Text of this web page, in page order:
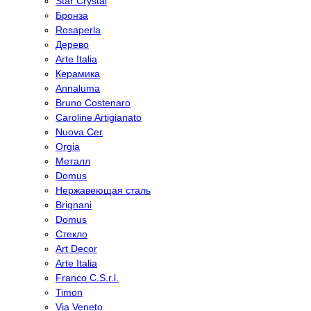
Бронза
Rosaperla
Дерево
Arte Italia
Керамика
Annaluma
Bruno Costenaro
Caroline Artigianato
Nuova Cer
Orgia
Металл
Domus
Нержавеющая сталь
Brignani
Domus
Стекло
Art Decor
Arte Italia
Franco C.S.r.l.
Timon
Via Veneto